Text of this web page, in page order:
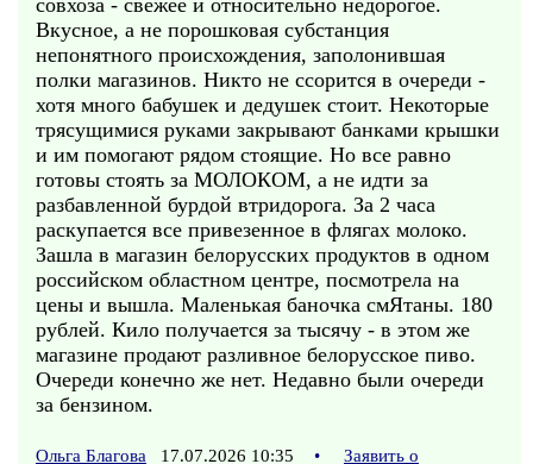
совхоза - свежее и относительно недорогое.
Вкусное, а не порошковая субстанция
непонятного проиcхождения, заполонившая
полки магазинов. Никто не ссорится в очереди -
хотя много бабушек и дедушек стоит. Некоторые
трясущимися руками закрывают банками крышки
и им помогают рядом стоящие. Но все равно
готовы стоять за МОЛОКОМ, а не идти за
разбавленной бурдой втридорога. За 2 часа
раскупается все привезенное в флягах молоко.
Зашла в магазин белорусских продуктов в одном
российском областном центре, посмотрела на
цены и вышла. Маленькая баночка смЯтаны. 180
рублей. Кило получается за тысячу - в этом же
магазине продают разливное белорусское пиво.
Очереди конечно же нет. Недавно были очереди
за бензином.
Ольга Благова 17.07.2026 10:35 • Заявить о